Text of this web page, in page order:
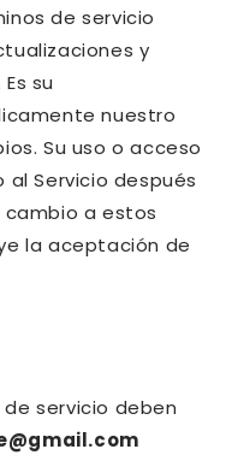
de servicio
y
su
nuestro
Su uso o acceso
Servicio después
a estos
la aceptación de
servicio deben